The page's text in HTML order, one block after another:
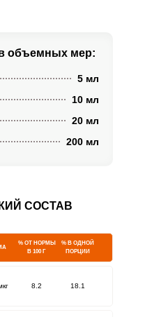
объемных мер:
5 мл
10 мл
20 мл
200 мл
СОСТАВ
% ОТ НОРМЫ
В 100 Г
% В ОДНОЙ
ПОРЦИИ
8.2 18.1